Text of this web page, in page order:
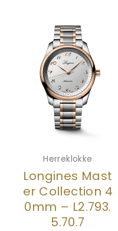
Herreklokke
Longines Mast
er Collection 4
0mm – L2.793.
5.70.7